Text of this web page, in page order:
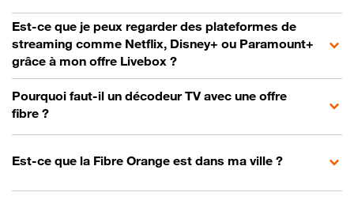
Est-ce que je peux regarder des plateformes de
streaming comme Netflix, Disney+ ou Paramount+
grâce à mon offre Livebox ?
Pourquoi faut-il un décodeur TV avec une offre
fibre ?
Est-ce que la Fibre Orange est dans ma ville ?